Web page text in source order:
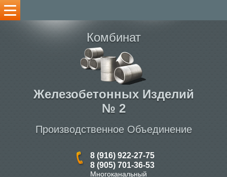
Многоканальный
8 (916) 922-27-75
8 (905) 701-36-53
Комбинат
Железобетонных Изделий
№ 2
Производственное Объединение